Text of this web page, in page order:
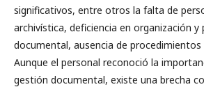
significativos, entre otros la falta de
archivística, deficiencia en organización y
documental, ausencia de procedimientos
Aunque el personal reconoció la
gestión documental, existe una brecha